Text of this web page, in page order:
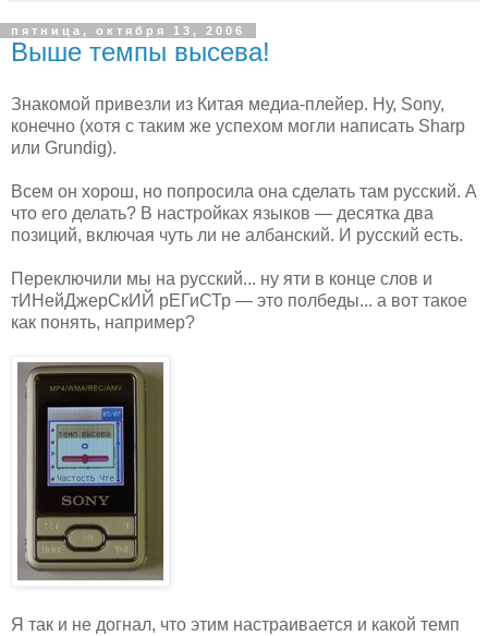
пятница, октября 13, 2006
Выше темпы высева!
Знакомой привезли из Китая медиа-плейер. Ну, Sony,
конечно (хотя с таким же успехом могли написать Sharp
или Grundig).
Всем он хорош, но попросила она сделать там русский. А
что его делать? В настройках языков — десятка два
позиций, включая чуть ли не албанский. И русский есть.
Переключили мы на русский... ну яти в конце слов и
тИНейДжерСкИЙ рЕГиСТр — это полбеды... а вот такое
как понять, например?
Я так и не догнал, что этим настраивается и какой темп